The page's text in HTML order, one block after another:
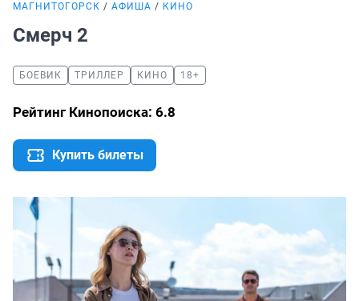
МАГНИТОГОРСК АФИША КИНО
Смерч 2
БОЕВИК ТРИЛЛЕР КИНО 18+
Рейтинг Кинопоиска: 6.8
Купить билеты